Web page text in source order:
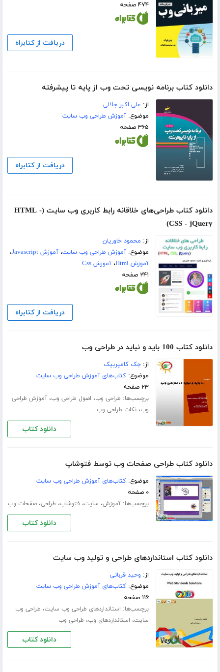
۴۷۴ صفحه
دریافت از کتابراه
دانلود کتاب برنامه نویسی تحت وب از پایه تا پیشرفته
از: علی اکبر جلالی
موضوع:آموزش طراحی وب سایت
۳۶۵ صفحه
دریافت از کتابراه
دانلود کتاب طراحی‌های خلاقانه رابط کاربری وب سایت (HTML -
CSS - jQuery)
از: محمود خاوریان
موضوع:آموزش طراحی وب سایت،آموزش Javascript
،
آموزش Html
،آموزش Css
۲۴۱ صفحه
دریافت از کتابراه
دانلود کتاب 100 باید و نباید در طراحی وب
از:جک کامپربیک
موضوع:کتاب‌های آموزش طراحی وب سایت
۲۳ صفحه
برچسب‌ها: طراحی وب، اصول طراحی وب،آموزش طراحی
وب،نکات طراحی وب
دانلود کتاب
دانلود کتاب طراحی صفحات وب توسط فتوشاپ
موضوع:کتاب‌های آموزش طراحی وب سایت
۰ صفحه
برچسب‌ها:آموزش، سایت، فتوشاپ، طراحی،صفحات وب
دانلود کتاب
دانلود کتاب استانداردهای طراحی و تولید وب سایت
از: وحید قربانی
موضوع:کتاب‌های آموزش طراحی وب سایت
۱۱۶ صفحه
برچسب‌ها: استانداردهای طراحی وب سایت، طراحی وب
سایت، استانداردهای وب، طراحی وب
دانلود کتاب